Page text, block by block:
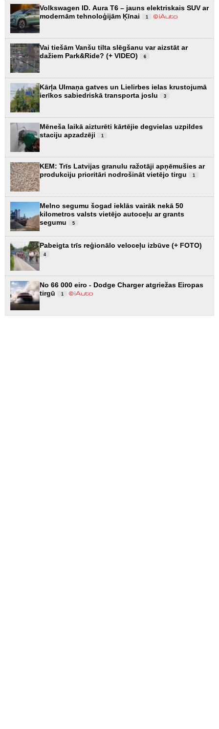
Volkswagen ID. Aura T6 – jauns elektriskais SUV ar
modernām tehnoloģijām Ķīnai
1
Vai tiešām Vanšu tilta slēgšanu var aizstāt ar
dažiem Park&Ride? (+ VIDEO)
6
Kārļa Ulmaņa gatves un Lielirbes ielas krustojumā
ierīkos sabiedriskā transporta joslu
3
Mēneša laikā aizturēti kārtējie degvielas uzpildes
staciju apzadzēji
1
KEM: Trīs Latvijas granulu ražotāji apņēmušies ar
produkciju prioritāri nodrošināt vietējo tirgu
1
Melno segumu šogad ieklās vairāk nekā 50
kilometros valsts vietējo autoceļu ar grants
segumu
5
Pabeigta trīs reģionālo veloceļu izbūve (+ FOTO)
4
No 66 000 eiro - Dodge Charger atgriežas Eiropas
tirgū
1